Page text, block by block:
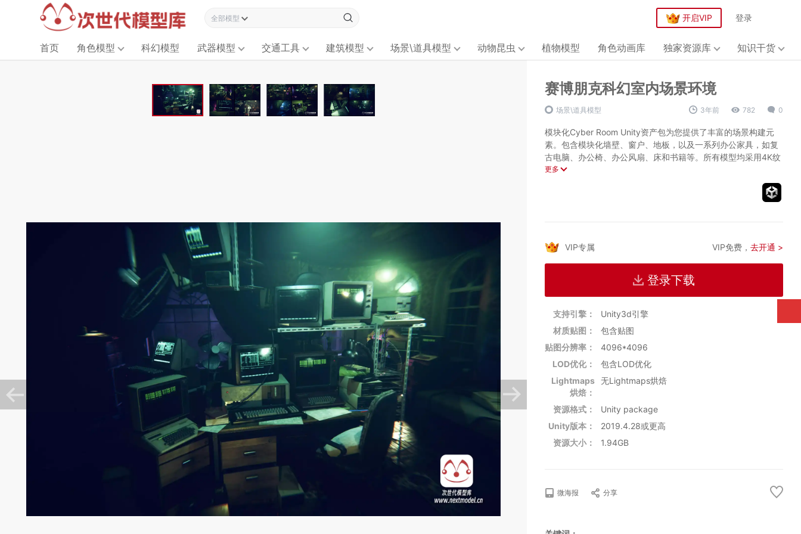
全部模型资源 开启VIP 登录
首页 角色模型 科幻模型 武器模型 交通工具 建筑模型 场景\道具模型 动物昆虫 植物模型 角色动画库 独家资源库 知识干货
赛博朋克科幻室内场景环境
场景\道具模型 3年前 782 0
模块化Cyber Room Unity资产包为您提供了丰富的场景构建元
素。包含模块化墙壁、窗户、地板，以及一系列办公家具，如复
古电脑、办公椅、办公风扇、床和书籍等。所有模型均采用4K纹
理，平均多边形数在1000至5000之间，确保了低多边形的优化
效果。此外，还配备了操作脚本，为您的游戏开发提供便捷。
办公家具（office furniture）；
办公风扇（office fan）；
床（bed）；
书籍（books）等。
更多
VIP专属 VIP免费， 去开通 >
登录下载
支持引擎：
Unity3d引擎
材质贴图：
包含贴图
贴图分辨率：
4096*4096
LOD优化：
包含LOD优化
Lightmaps
烘焙：
无Lightmaps烘焙
资源格式：
Unity package
Unity版本：
2019.4.28或更高
资源大小：
1.94GB
微海报 分享